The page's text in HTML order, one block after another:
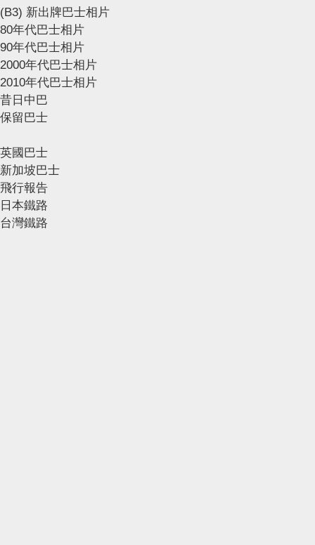
(B3) 新出牌巴士相片
80年代巴士相片
90年代巴士相片
2000年代巴士相片
2010年代巴士相片
昔日中巴
保留巴士
英國巴士
新加坡巴士
飛行報告
日本鐵路
台灣鐵路